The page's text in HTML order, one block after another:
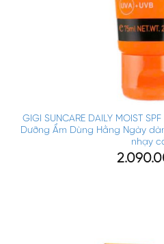
GIGI SUNCARE DAILY MOIST
Dưỡng Ẩm Dùng Hằng Ngày
nhạy